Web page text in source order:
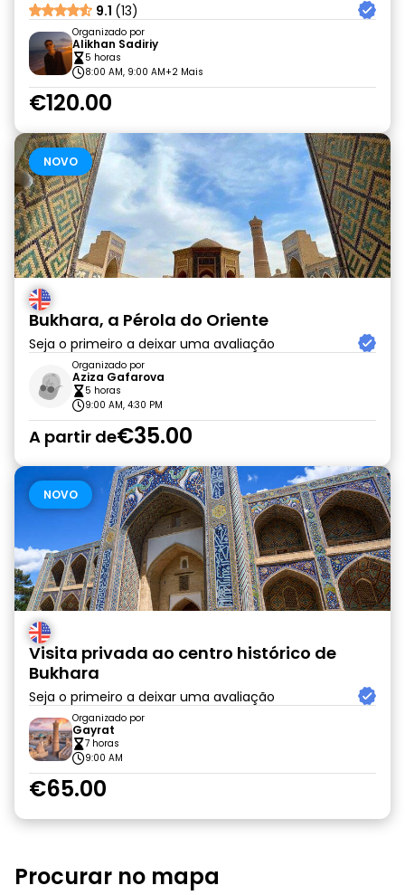
9.1 (13)
Organizado por
Alikhan Sadiriy
5 horas
8:00 AM, 9:00 AM+2 Mais
€120.00
NOVO
Bukhara, a Pérola do Oriente
Seja o primeiro a deixar uma avaliação
Organizado por
Aziza Gafarova
5 horas
9:00 AM, 4:30 PM
A partir de€35.00
NOVO
Visita privada ao centro histórico de
Bukhara
Seja o primeiro a deixar uma avaliação
Organizado por
Gayrat
7 horas
9:00 AM
€65.00
Procurar no mapa